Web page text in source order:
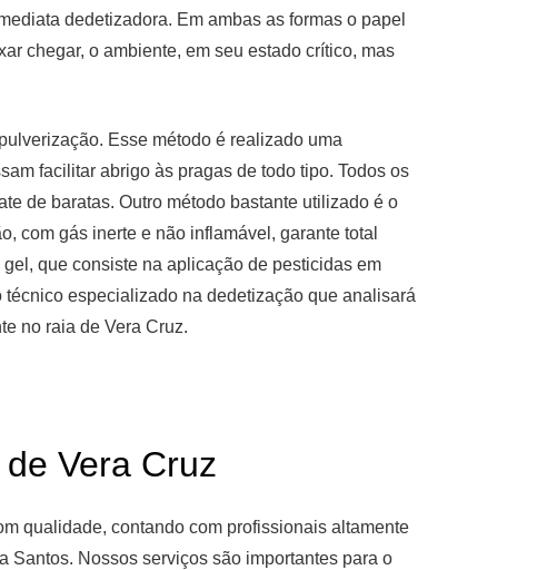
dedetizadora. Em ambas as formas o papel
chegar, o ambiente, em seu estado crítico, mas
Esse método é realizado uma
facilitar abrigo às pragas de todo tipo. Todos os
de baratas. Outro método bastante utilizado é o
com gás inerte e não inflamável, garante total
que consiste na aplicação de pesticidas em
especializado na dedetização que analisará
no raia de Vera Cruz.
Vera Cruz
qualidade, contando com profissionais altamente
Santos. Nossos serviços são importantes para o